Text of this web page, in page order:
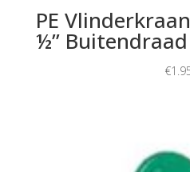
PE
½” Buitendraad
€